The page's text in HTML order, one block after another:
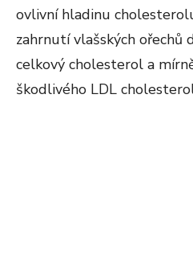
ovlivní hladinu
zahrnutí vlašských ořechů
celkový cholesterol a
škodlivého LDL